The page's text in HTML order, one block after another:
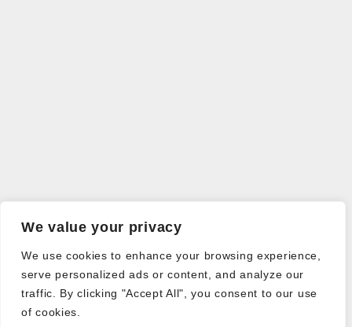
We value your privacy
We use cookies to enhance your browsing experience,
serve personalized ads or content, and analyze our
traffic. By clicking "Accept All", you consent to our use
of cookies.